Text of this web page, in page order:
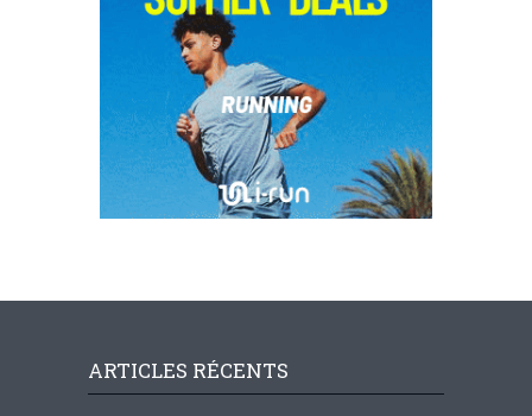
ARTICLES RÉCENTS